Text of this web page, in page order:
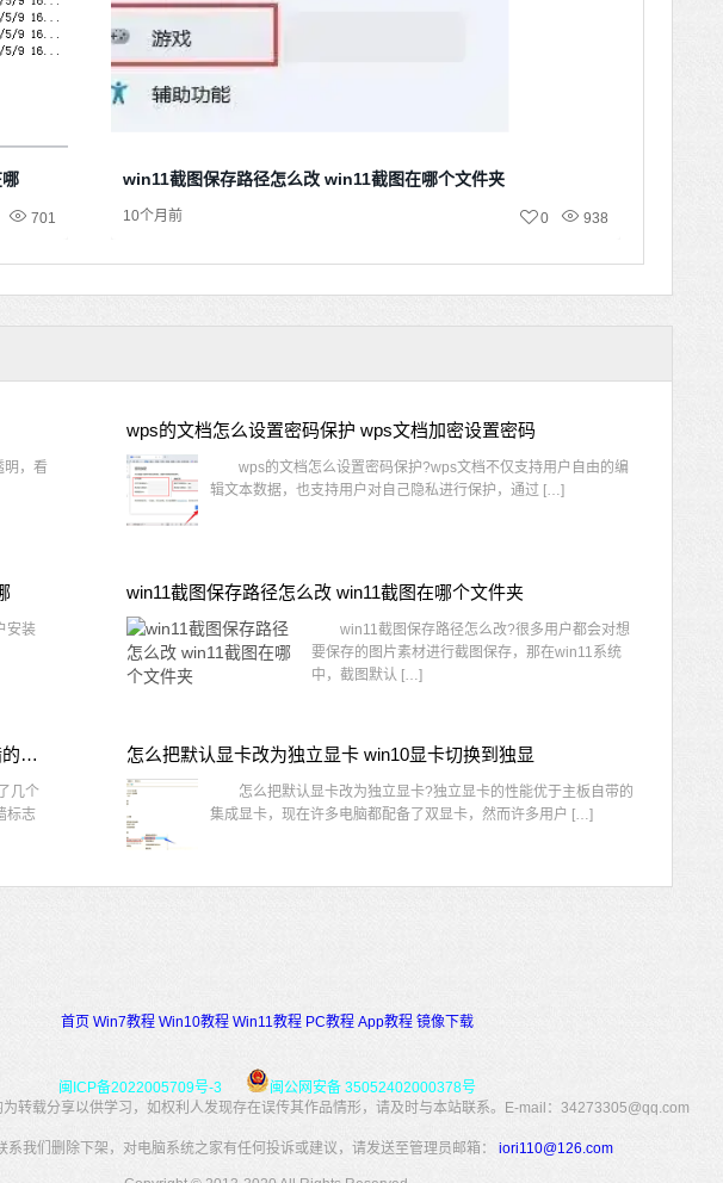
701
win11截图保存路径怎么改 win11截图在哪个文件夹
10个月前 938
0
，看
wps的文档怎么设置密码保护 wps文档加密设置密码
wps的文档怎么设置密码保护?wps文档不仅支持用户自由的编
辑文本数据，也支持用户对自己隐私进行保护，通过 […]
安装
win11截图保存路径怎么改 win11截图在哪个文件夹
win11截图保存路径怎么改?很多用户都会对想
要保存的图片素材进行截图保存，那在win11系统
中，截图默认 […]
win10桌面图标有防火墙标志怎么办 电脑软件图标有防火墙的小图标怎么去掉
几个
标志
怎么把默认显卡改为独立显卡 win10显卡切换到独显
怎么把默认显卡改为独立显卡?独立显卡的性能优于主板自带的
集成显卡，现在许多电脑都配备了双显卡，然而许多用户 […]
首页 Win7教程 Win10教程 Win11教程 PC教程 App教程 镜像下载
闽ICP备2022005709号-3
闽公网安备 35052402000378号
转载分享以供学习，如权利人发现存在误传其作品情形，请及时与本站联系。E-mail：34273305@qq.com
系我们删除下架，对电脑系统之家有任何投诉或建议，请发送至管理员邮箱： iori110@126.com